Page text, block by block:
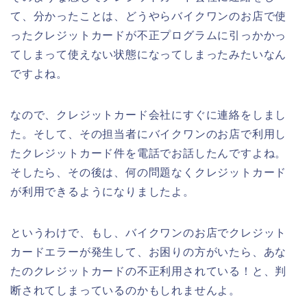
て、分かったことは、どうやらバイクワンのお店で使
ったクレジットカードが不正プログラムに引っかかっ
てしまって使えない状態になってしまったみたいなん
ですよね。
なので、クレジットカード会社にすぐに連絡をしまし
た。そして、その担当者にバイクワンのお店で利用し
たクレジットカード件を電話でお話したんですよね。
そしたら、その後は、何の問題なくクレジットカード
が利用できるようになりましたよ。
というわけで、もし、バイクワンのお店でクレジット
カードエラーが発生して、お困りの方がいたら、あな
たのクレジットカードの不正利用されている！と、判
断されてしまっているのかもしれませんよ。